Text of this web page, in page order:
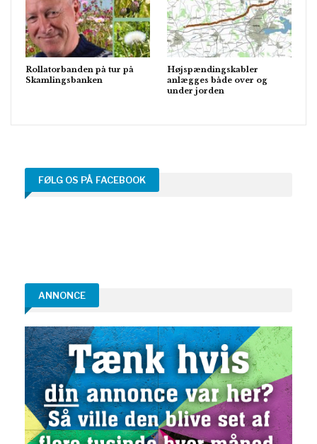
Rollatorbanden på tur på
Skamlingsbanken
Højspændingskabler
anlægges både over og
under jorden
FØLG OS PÅ FACEBOOK
ANNONCE